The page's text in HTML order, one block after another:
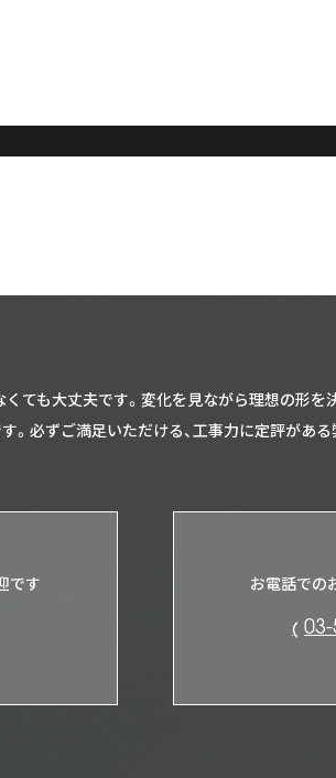
ても大丈夫です。 変化を見ながら理想の形を
。 必ずご満足いただける、工事力に定評がある
です お電話での